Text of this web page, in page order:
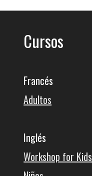
Cursos
Francés
Adultos
Inglés
Workshop for Kids